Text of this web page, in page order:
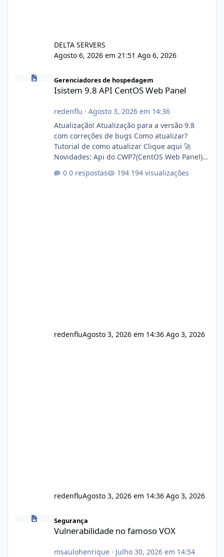
DELTA SERVERS
Agosto 6, 2026 em 21:51 Ago 6, 2026
Isistem 9.8 API CentOS Web Panel
Gerenciadores de hospedagem
Isistem 9.8 API CentOS Web Panel
redenflu · Agosto 3, 2026 em 14:36
Atualização! Atualização para a versão 9.8
com correções de bugs Como atualizar?
Tutorial de como atualizar Clique aqui 🚀
Novidades: Api do CWP7(CentOS Web Panel)
autorizado a usasr o isistem:
0 respostas 194 visualizações
redenfluAgosto 3, 2026 em 14:36 Ago 3, 2026
redenfluAgosto 3, 2026 em 14:36 Ago 3, 2026
Segurança
Vulnerabilidade no famoso VOX
msaulohenrique· Julho 30, 2026 em 14:54